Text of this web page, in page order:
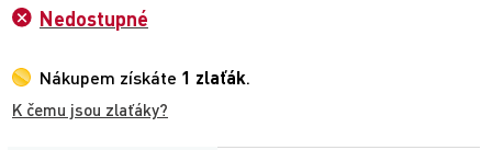
Nedostupné
Nákupem získáte 1 zlaťák.
K čemu jsou zlaťáky?